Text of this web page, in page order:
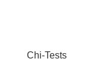
Chi-Tests